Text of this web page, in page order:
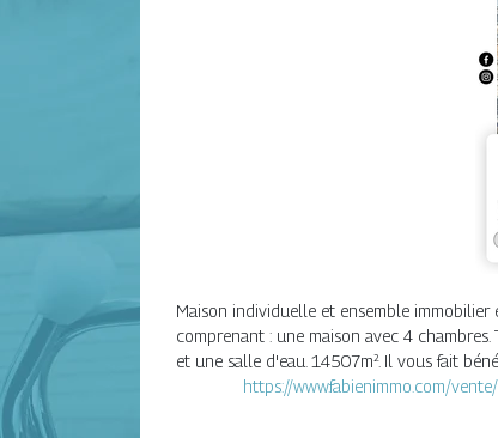
Maison individuelle et ensemble
comprenant : une maison avec 4
et une salle d'eau. 14507m². Il vous fait
https://www.fabienimmo.com/